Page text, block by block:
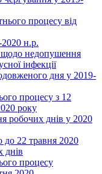
процесу від
2020 н.р.
щодо недопушення
інфекції
дня у 2019-
процесу з 12
року
робочих днів у 2020
22 травня 2020
днів
процесу